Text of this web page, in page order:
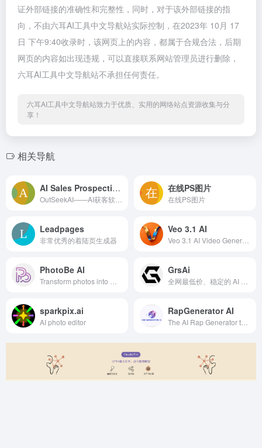
证外部链接的准确性和完整性，同时，对于该外部链接的指
向，不由六耳AI工具中文导航站实际控制，在2023年 10月 17
日 下午9:40收录时，该网页上的内容，都属于合规合法，后期
网页的内容如出现违规，可以直接联系网站管理员进行删除，
六耳AI工具中文导航站不承担任何责任。
六耳AI工具中文导航站致力于优质、实用的网络站点资源收集与分
享！
相关导航
AI Sales Prospecting 在线PS图片
在线PS图片
Leadpages
非常优秀的着陆页生成器
Veo 3.1 AI
PhotoBe AI GrsAi
sparkpix.ai
AI photo editor
RapGenerator AI